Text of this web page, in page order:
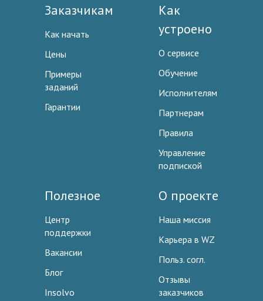
Заказчикам
Как начать
Цены
Примеры
заданий
Гарантии
Как
устроено
О сервисе
Обучение
Исполнителям
Партнерам
Правила
Управление
подпиской
Полезное
Центр
поддержки
Вакансии
Блог
Insolvo
О проекте
Наша миссия
Карьера в WZ
Польз. согл.
Отзывы
заказчиков